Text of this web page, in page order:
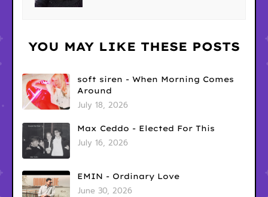
YOU MAY LIKE THESE POSTS
soft siren - When Morning Comes
Around
July 18, 2026
Max Ceddo - Elected For This
July 16, 2026
EMIN - Ordinary Love
June 30, 2026